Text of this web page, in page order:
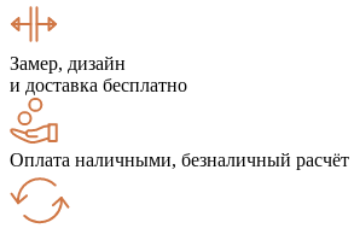
Замер, дизайн
и доставка бесплатно
Оплата наличными, безналичный расчёт